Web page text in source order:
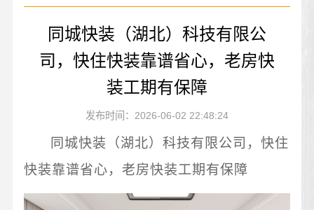
同城快装（湖北）科技有限公
司，快住快装靠谱省心，老房快
装工期有保障
发布时间：2026-06-02 22:48:24
同城快装（湖北）科技有限公司，快住
快装靠谱省心，老房快装工期有保障